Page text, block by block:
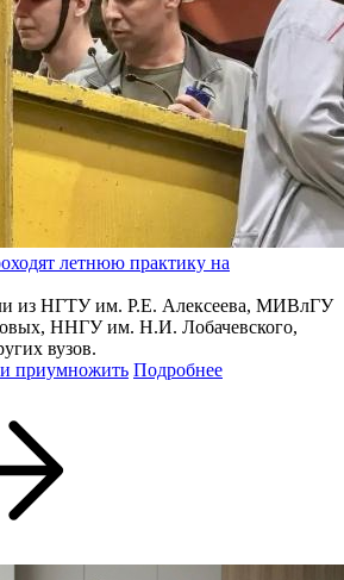
летнюю практику на
из НГТУ им. Р.Е. Алексеева, МИВлГУ
ННГУ им. Н.И. Лобачевского,
вузов.
приумножить Подробнее